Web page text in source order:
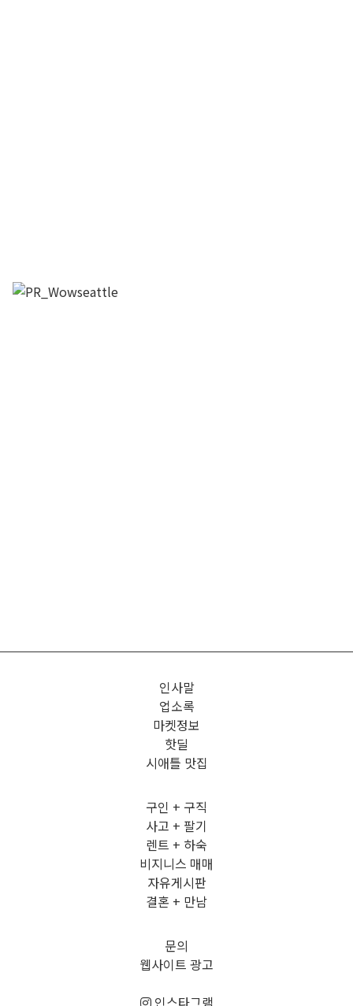
인사말
업소록
마켓정보
핫딜
시애틀 맛집
구인 + 구직
사고 + 팔기
렌트 + 하숙
비지니스 매매
자유게시판
결혼 + 만남
문의
웹사이트 광고